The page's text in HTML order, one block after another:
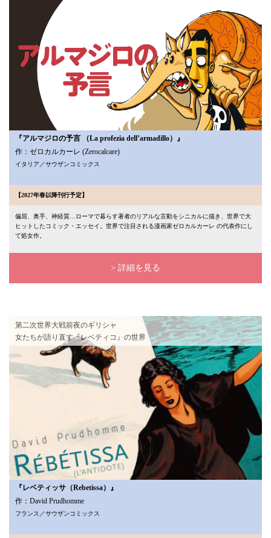
『アルマジロの予⾔ （La profezia dellʼarmadillo）』
作：ゼロカルカーレ (Zerocalcare)
イタリア／サウザンコミックス
【2027年春以降刊行予定】
偏屈、奥手、神経質…ローマで暮らす著者のリアルな言動をシニカルに描き、世界で大
ヒットしたコミック・エッセイ。世界で注目される漫画家ゼロカルカーレ の代表作にし
て処⼥作。
> 詳細を見る
第二次世界大戦前夜のギリシャ
女たちが語り直す『レベティコ』の世界
『レベティッサ（Rebetissa）』
作：David Prudhomme
フランス／サウザンコミックス